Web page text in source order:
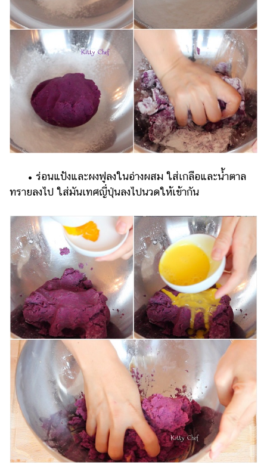
• ร่อนแป้งและผงฟูลงในอ่างผสม ใส่เกลือและน้ำตาล
ทรายลงไป ใส่มันเทศญี่ปุ่นลงไปนวดให้เข้ากัน